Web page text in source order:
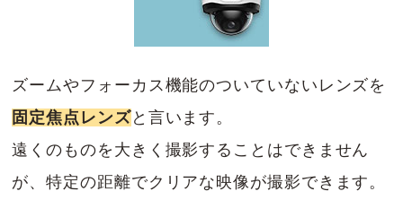
ズームやフォーカス機能のついていないレンズを
固定焦点レンズと言います。
遠くのものを大きく撮影することはできません
が、特定の距離でクリアな映像が撮影できます。